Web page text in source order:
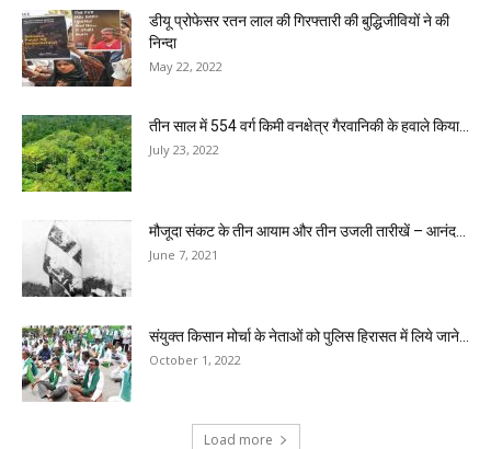
डीयू प्रोफेसर रतन लाल की गिरफ्तारी की बुद्धिजीवियों ने की
निन्दा
May 22, 2022
तीन साल में 554 वर्ग किमी वनक्षेत्र गैरवानिकी के हवाले किया...
July 23, 2022
मौजूदा संकट के तीन आयाम और तीन उजली तारीखें – आनंद...
June 7, 2021
संयुक्त किसान मोर्चा के नेताओं को पुलिस हिरासत में लिये जाने...
October 1, 2022
Load more